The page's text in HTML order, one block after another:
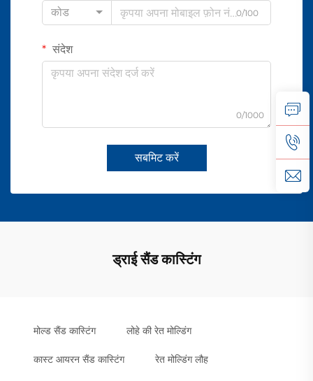
कोड 0/100
संदेश
0/1000
सबमिट करें
ड्राई सैंड कास्टिंग
मोल्ड सैंड कास्टिंग लोहे की रेत मोल्डिंग
कास्ट आयरन सैंड कास्टिंग रेत मोल्डिंग लौह